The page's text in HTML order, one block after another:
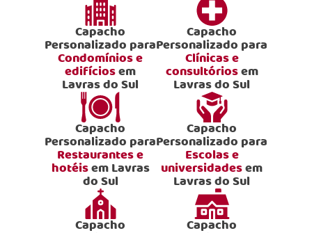
Capacho
Personalizado para
Condomínios e
edifíciosem
Lavras do Sul
Capacho
Personalizado para
Clínicas e
consultóriosem
Lavras do Sul
Capacho
Personalizado para
Restaurantes e
hotéisem Lavras
do Sul
Capacho
Personalizado para
Escolas e
universidadesem
Lavras do Sul
Capacho Capacho